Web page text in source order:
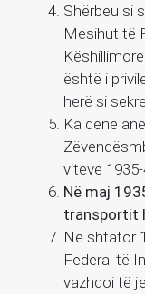
Shërbeu si
Mesihut të
është i
herë si
Ka qenë
viteve 1935-
Në maj
transportit
Në shtator
Federal të
vazhdoi të